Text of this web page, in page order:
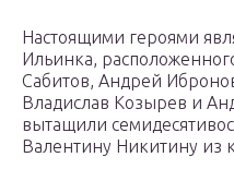
Настоящими героями
Ильинка,
Сабитов, Андрей
Владислав Козырев и
вытащили
Валентину Никитину из